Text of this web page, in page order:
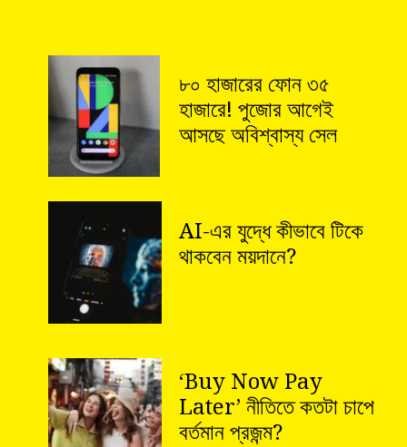
‘Buy Now Pay
Later’ নীতিতে কতটা চাপে
বর্তমান প্রজন্ম?
AI-এর যুদ্ধে কীভাবে টিকে
থাকবেন ময়দানে?
৮০ হাজারের ফোন ৩৫
হাজারে! পুজোর আগেই
আসছে অবিশ্বাস্য সেল